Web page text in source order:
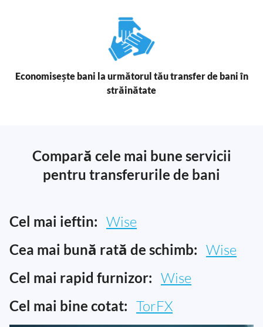
Economisește bani la următorul tău transfer de bani în
străinătate
Compară cele mai bune servicii
pentru transferurile de bani
Cel mai ieftin: Wise
Cea mai bună rată de schimb: Wise
Cel mai rapid furnizor: Wise
Cel mai bine cotat: TorFX